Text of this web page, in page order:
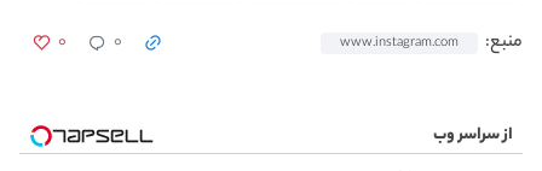
منبع: www.instagram.com ۰ ۰
از سراسر وب